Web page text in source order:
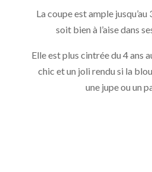
La coupe est ample
soit bien à l’aise dans
Elle est plus cintrée du 4 ans
chic et un joli rendu si la
une jupe ou un